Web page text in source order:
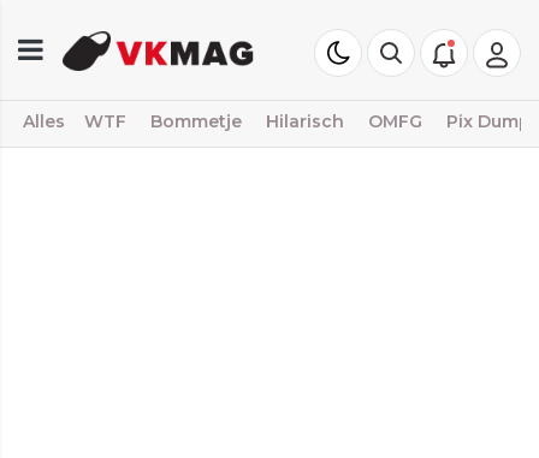
Alles WTF Bommetje Hilarisch OMFG Pix Dump